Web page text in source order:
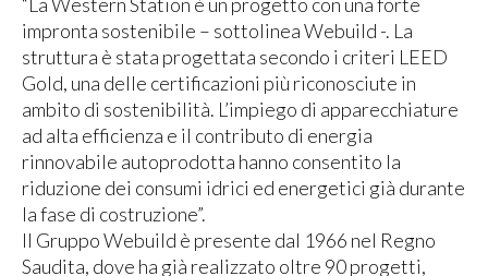
impronta sostenibile – sottolinea Webuild -. La
struttura è stata progettata secondo i criteri LEED
Gold, una delle certificazioni più riconosciute in
ambito di sostenibilità. L’impiego di apparecchiature
ad alta efficienza e il contributo di energia
rinnovabile autoprodotta hanno consentito la
riduzione dei consumi idrici ed energetici già durante
la fase di costruzione”.
Il Gruppo Webuild è presente dal 1966 nel Regno
Saudita, dove ha già realizzato oltre 90 progetti,